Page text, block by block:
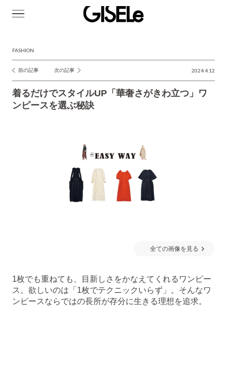
FASHION
投
稿
ナ
前の記事 次の記事 2024.4.12
着るだけでスタイルUP「華奢さがきわ立つ」ワ
ンピースを選ぶ秘訣
全ての画像を見る
1枚でも重ねても、目新しさをかなえてくれるワンピー
ス。欲しいのは「1枚でテクニックいらず」。そんなワ
ンピースならではの長所が存分に生きる理想を追求。